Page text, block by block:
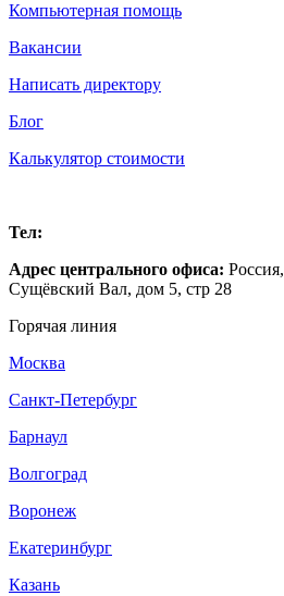
Компьютерная помощь
Вакансии
Написать директору
Блог
Калькулятор стоимости
Тел:
Адрес центрального офиса: Россия,
Сущёвский Вал, дом 5, стр 28
Горячая линия
Москва
Санкт-Петербург
Барнаул
Волгоград
Воронеж
Екатеринбург
Казань